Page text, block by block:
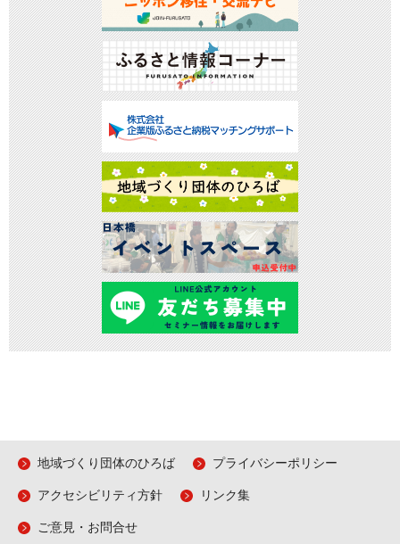
地域づくり団体のひろば プライバシーポリシー
アクセシビリティ方針 リンク集
ご意見・お問合せ